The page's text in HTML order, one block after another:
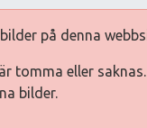
på denna
tomma eller
bilder.